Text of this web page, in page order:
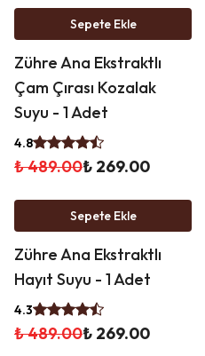
Sepete Ekle
Zühre Ana Ekstraktlı
Çam Çırası Kozalak
Suyu - 1 Adet
4.8
₺ 489.00₺ 269.00
Sepete Ekle
Zühre Ana Ekstraktlı
Hayıt Suyu - 1 Adet
4.3
₺ 489.00₺ 269.00